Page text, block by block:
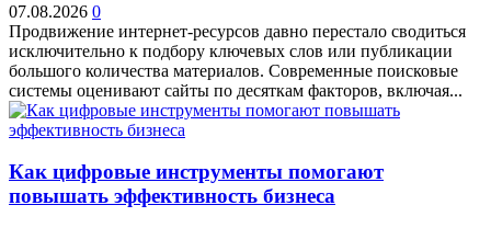
07.08.2026 0
Продвижение интернет-ресурсов давно перестало сводиться
исключительно к подбору ключевых слов или публикации
большого количества материалов. Современные поисковые
системы оценивают сайты по десяткам факторов, включая...
Как цифровые инструменты помогают
повышать эффективность бизнеса